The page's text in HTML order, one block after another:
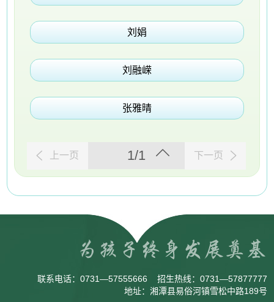
刘娟
刘融嵘
张雅晴
上一页 1/1 下一页
联系电话： 0731—57555666 招生热线： 0731—57877777
地址：湘潭县易俗河镇雪松中路189号